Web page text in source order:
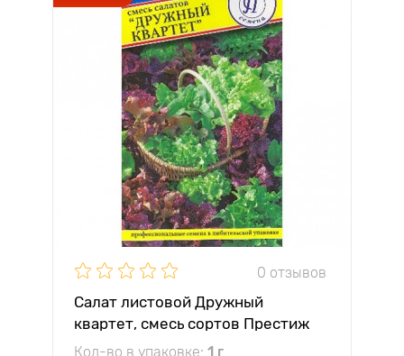
0 отзывов
Салат листовой Дружный
квартет, смесь сортов Престиж
Кол-во в упаковке: 1 г